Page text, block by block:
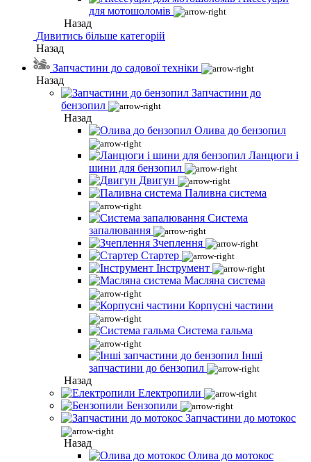
для мотошоломів
Назад
Дивитись більше категорій
Назад
Запчастини до садової техніки
Назад
Запчастини до
бензопил
Назад
Олива до бензопил
Ланцюги і
шини для бензопил
Двигун
Паливна система
Система
запалювання
Зчеплення
Стартер
Інструмент
Масляна система
Корпусні частини
Система гальма
Інші
запчастини до бензопил
Назад
Електропили
Бензопили
Запчастини до мотокос
Назад
Олива до мотокос